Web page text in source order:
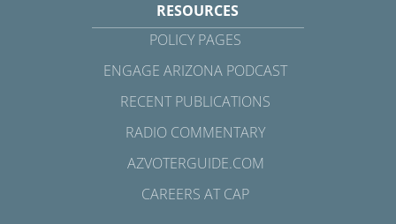
RESOURCES
POLICY PAGES
ENGAGE ARIZONA PODCAST
RECENT PUBLICATIONS
RADIO COMMENTARY
AZVOTERGUIDE.COM
CAREERS AT CAP